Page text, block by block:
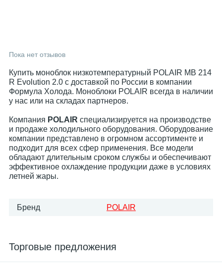
Пока нет отзывов
Купить моноблок низкотемпературный POLAIR MB 214
R Evolution 2.0 с доставкой по России в компании
Формула Холода. Моноблоки POLAIR всегда в наличии
у нас или на складах партнеров.
Компания POLAIR специализируется на производстве
и продаже холодильного оборудования. Оборудование
компании представлено в огромном ассортименте и
подходит для всех сфер применения. Все модели
обладают длительным сроком службы и обеспечивают
эффективное охлаждение продукции даже в условиях
летней жары.
Бренд POLAIR
Торговые предложения